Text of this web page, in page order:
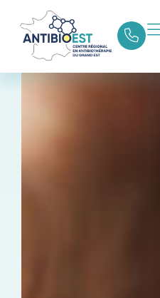
Retour aux actualités